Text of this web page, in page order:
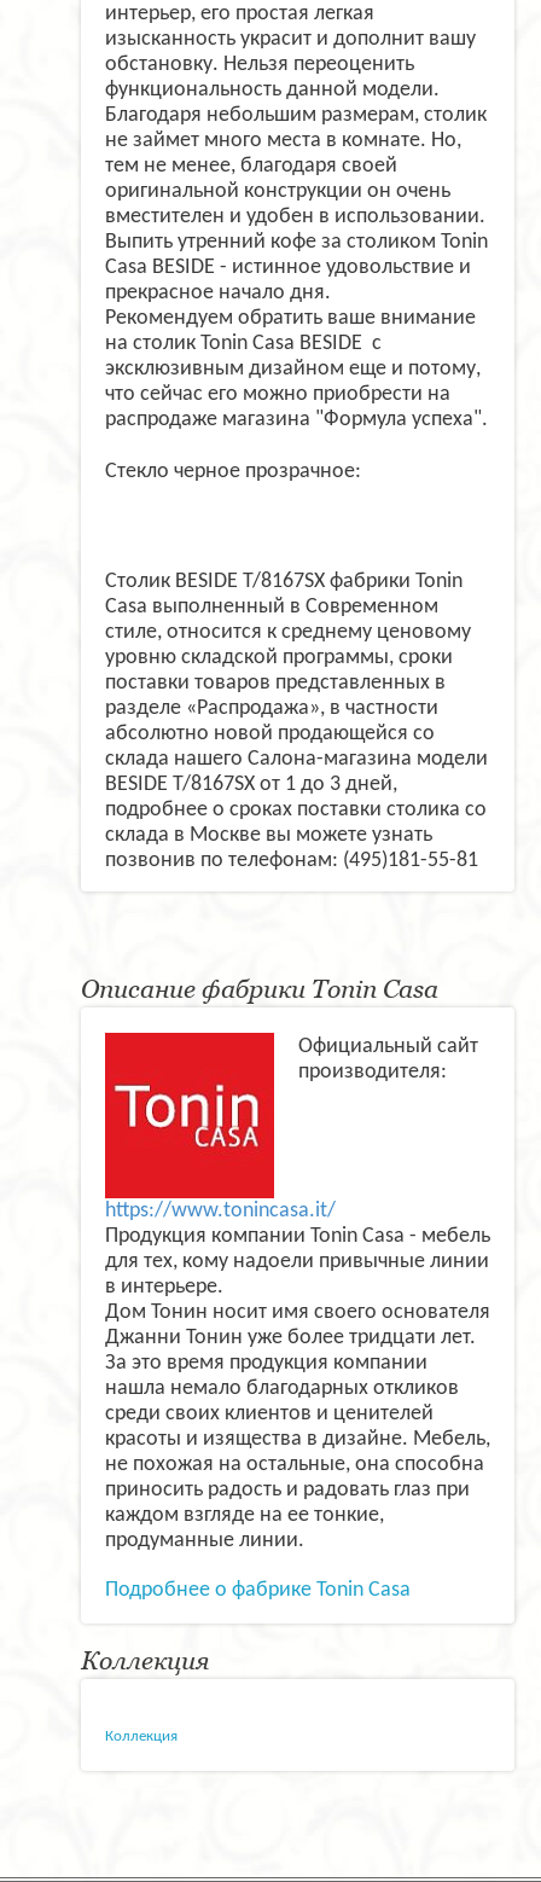
интерьер, его простая легкая
изысканность украсит и дополнит вашу
обстановку. Нельзя переоценить
функциональность данной модели.
Благодаря небольшим размерам, столик
не займет много места в комнате. Но,
тем не менее, благодаря своей
оригинальной конструкции он очень
вместителен и удобен в использовании.
Выпить утренний кофе за столиком Tonin
Casa BESIDE - истинное удовольствие и
прекрасное начало дня.
Рекомендуем обратить ваше внимание
на столик Tonin Casa BESIDE с
эксклюзивным дизайном еще и потому,
что сейчас его можно приобрести на
распродаже магазина "Формула успеха".
Стекло черное прозрачное:
Столик BESIDE T/8167SX фабрики Tonin
Casa выполненный в Современном
стиле, относится к среднему ценовому
уровню складской программы, сроки
поставки товаров представленных в
разделе «Распродажа», в частности
абсолютно новой продающейся со
склада нашего Салона-магазина модели
BESIDE T/8167SX от 1 до 3 дней,
подробнее о сроках поставки столика со
склада в Москве вы можете узнать
позвонив по телефонам: (495)181-55-81
Описание фабрики Tonin Casa
Официальный сайт
производителя:
https://www.tonincasa.it/
Продукция компании Tonin Casa - мебель
для тех, кому надоели привычные линии
в интерьере.
Дом Тонин носит имя своего основателя
Джанни Тонин уже более тридцати лет.
За это время продукция компании
нашла немало благодарных откликов
среди своих клиентов и ценителей
красоты и изящества в дизайне. Мебель,
не похожая на остальные, она способна
приносить радость и радовать глаз при
каждом взгляде на ее тонкие,
продуманные линии.
Подробнее о фабрике Tonin Casa
Коллекция
Коллекция